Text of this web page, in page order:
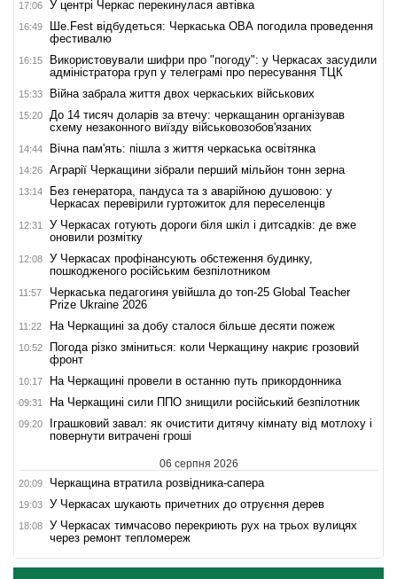
17:06 У центрі Черкас перекинулася автівка
16:49
Ше.Fest відбудеться: Черкаська ОВА погодила проведення
фестивалю
16:15
Використовували шифри про "погоду": у Черкасах засудили
адміністратора груп у телеграмі про пересування ТЦК
15:33 Війна забрала життя двох черкаських військових
15:20
До 14 тисяч доларів за втечу: черкащанин організував
схему незаконного виїзду військовозобов'язаних
14:44 Вічна пам'ять: пішла з життя черкаська освітянка
14:26 Аграрії Черкащини зібрали перший мільйон тонн зерна
13:14
Без генератора, пандуса та з аварійною душовою: у
Черкасах перевірили гуртожиток для переселенців
12:31
У Черкасах готують дороги біля шкіл і дитсадків: де вже
оновили розмітку
12:08
У Черкасах профінансують обстеження будинку,
пошкодженого російським безпілотником
11:57
Черкаська педагогиня увійшла до топ-25 Global Teacher
Prize Ukraine 2026
11:22 На Черкащині за добу сталося більше десяти пожеж
10:52
Погода різко зміниться: коли Черкащину накриє грозовий
фронт
10:17 На Черкащині провели в останню путь прикордонника
09:31 На Черкащині сили ППО знищили російський безпілотник
09:20
Іграшковий завал: як очистити дитячу кімнату від мотлоху і
повернути витрачені гроші
06 серпня 2026
20:09 Черкащина втратила розвідника-сапера
19:03 У Черкасах шукають причетних до отруєння дерев
18:08
У Черкасах тимчасово перекриють рух на трьох вулицях
через ремонт тепломереж